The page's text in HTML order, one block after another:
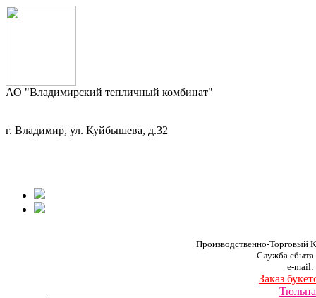
АО "Владимирский тепличный комбинат"
г. Владимир, ул. Куйбышева, д.32
Производственно-Торговый
Служба
e-mail:
Заказ